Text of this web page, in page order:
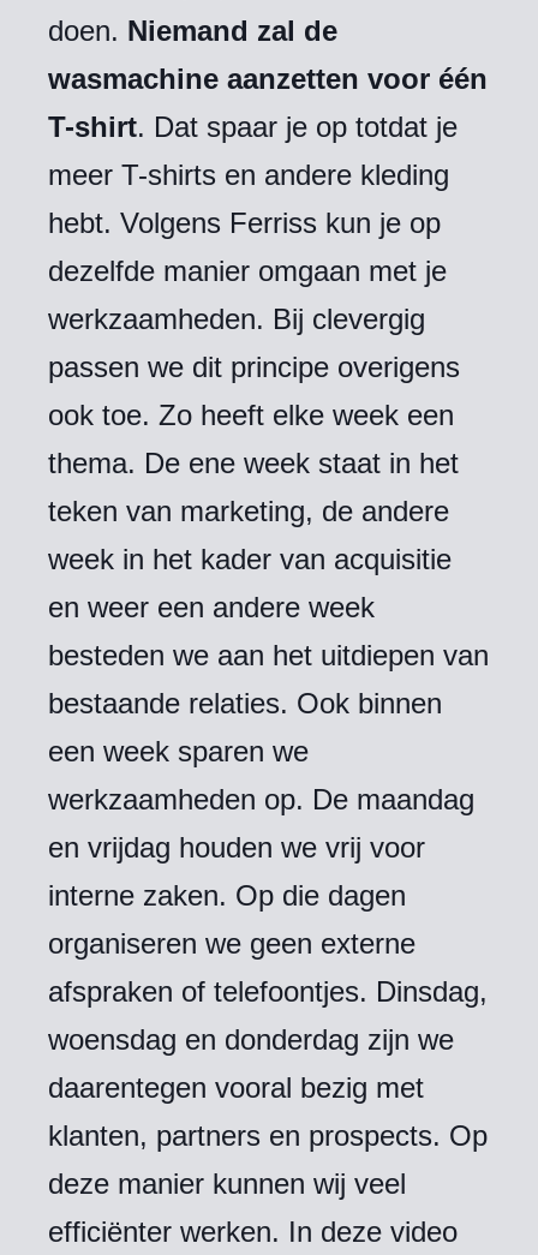
doen. Niemand zal de
wasmachine aanzetten voor één
T-shirt. Dat spaar je op totdat je
meer T-shirts en andere kleding
hebt. Volgens Ferriss kun je op
dezelfde manier omgaan met je
werkzaamheden. Bij clevergig
passen we dit principe overigens
ook toe. Zo heeft elke week een
thema. De ene week staat in het
teken van marketing, de andere
week in het kader van acquisitie
en weer een andere week
besteden we aan het uitdiepen van
bestaande relaties. Ook binnen
een week sparen we
werkzaamheden op. De maandag
en vrijdag houden we vrij voor
interne zaken. Op die dagen
organiseren we geen externe
afspraken of telefoontjes. Dinsdag,
woensdag en donderdag zijn we
daarentegen vooral bezig met
klanten, partners en prospects. Op
deze manier kunnen wij veel
efficiënter werken. In deze video